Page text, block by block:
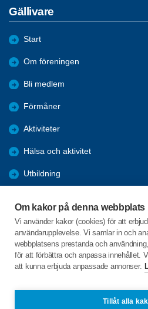
Om kakor på denna webbplats
Vi använder kakor (cookies) för att
användarupplevelse. Vi samlar in och
webbplatsens prestanda och
för att förbättra och anpassa innehållet.
att kunna erbjuda anpassade annonser.
Tillåt alla
Gällivare
Start
Om föreningen
Bli medlem
Förmåner
Aktiviteter
Hälsa och aktivitet
Utbildning
Referat
Patientråd
Pensionärsråd